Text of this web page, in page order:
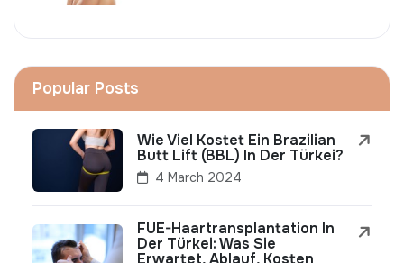
Popular Posts
Wie Viel Kostet Ein Brazilian
Butt Lift (BBL) In Der Türkei?
4 March 2024
FUE-Haartransplantation In
Der Türkei: Was Sie
Erwartet, Ablauf, Kosten